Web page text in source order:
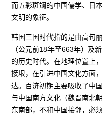
而五彩斑斓的中国儒学、日
文明的象征。
韩国三国时代指的是由高句
（公元前18年至663年）及
的历史时代。在地理位置上
接垠，在引进中国文化方面
达。百济初期主要吸收了中
与中国南方文化（魏晋南北
东南部，不和中国接邻，必